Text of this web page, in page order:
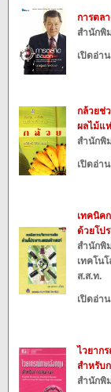
การตล
สำนักพิ
เปิดอ่า
กล้วยช่
ผลไม้แ
สำนักพิ
เปิดอ่า
เทคนิค
ด้วยโป
สำนักพิ
เทคโน
ส.ส.ท.
เปิดอ่า
ไวยาก
สำหรับ
สำนักพิ